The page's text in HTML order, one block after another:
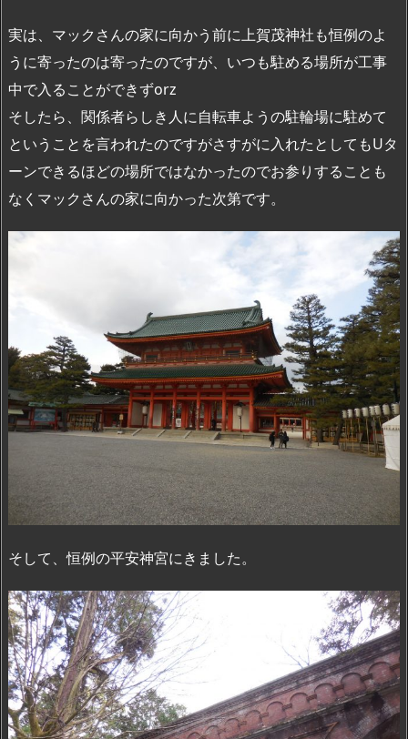
実は、マックさんの家に向かう前に上賀茂神社も恒例のよ
うに寄ったのは寄ったのですが、いつも駐める場所が工事
中で入ることができずorz
そしたら、関係者らしき人に自転車ようの駐輪場に駐めて
ということを言われたのですがさすがに入れたとしてもUタ
ーンできるほどの場所ではなかったのでお参りすることも
なくマックさんの家に向かった次第です。
そして、恒例の平安神宮にきました。